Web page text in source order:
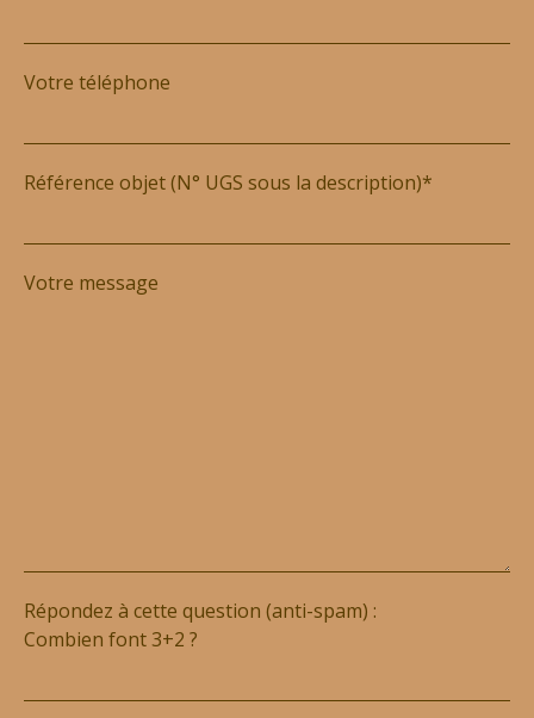
Votre téléphone
Référence objet (N° UGS sous la description)*
Votre message
Répondez à cette question (anti-spam) :
Combien font 3+2 ?